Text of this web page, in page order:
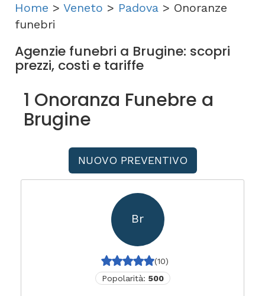
Home > Veneto > Padova > Onoranze
funebri
Agenzie funebri a Brugine: scopri
prezzi, costi e tariffe
1 Onoranza Funebre a
Brugine
NUOVO PREVENTIVO
Br
(10)
Popolarità: 500